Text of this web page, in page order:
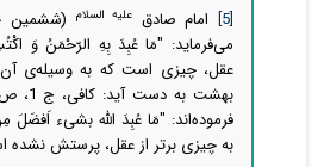
[5] امام صادق علیه السلام (ششمین
می‌فرماید: "مَا عُبِدَ بِهِ الرّحْمَنُ وَ
عقل، چیزى است كه به وسیله‌ی
بهشت به دست آید: كافى، ج 1، ص 11
فرموده‌اند: "مَا عُبِدَ الله بشی‌ء اَفضَلَ
به چیزی برتر از عقل، پرستش نشده